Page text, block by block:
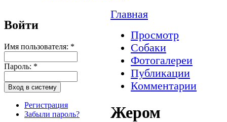
Войти
Имя пользователя: *
Пароль: *
Регистрация
Забыли пароль?
Главная
Просмотр
Собаки
Фотогалереи
Публикации
Комментарии
Жером